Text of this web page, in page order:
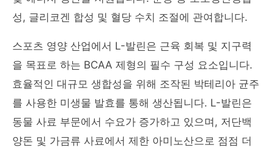
성, 글리코겐 합성 및 혈당 수치 조절에 관여합니다.
스포츠 영양 산업에서 L-발린은 근육 회복 및 지구력
을 목표로 하는 BCAA 제형의 필수 구성 요소입니다.
효율적인 대규모 생합성을 위해 조작된 박테리아 균주
를 사용한 미생물 발효를 통해 생산됩니다. L-발린은
동물 사료 부문에서 수요가 증가하고 있으며, 저단백
양돈 및 가금류 사료에서 제한 아미노산으로 점점 더